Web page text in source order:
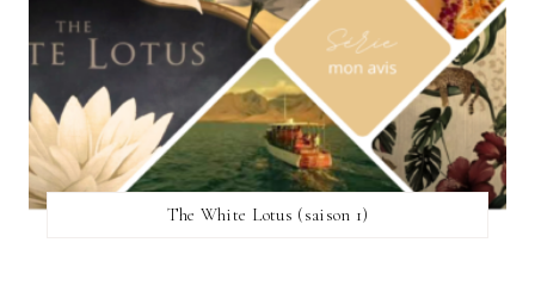
The White Lotus (saison 1)